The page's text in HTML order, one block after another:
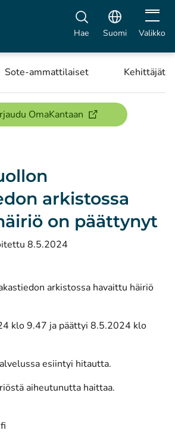
Hae Suomi Avaa
Valikko
Sote-ammattilaiset Kehittäjät
OmaKantaan(avautuu uuteen
arkistossa
on päättynyt
8.5.2024
arkistossa havaittu häiriö
klo 9.47 ja päättyi 8.5.2024 klo
esiintyi hitautta.
aiheutunutta haittaa.